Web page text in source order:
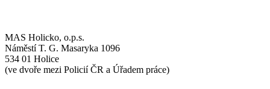
MAS Holicko, o.p.s.
Náměstí T. G. Masaryka 1096
534 01 Holice
(ve dvoře mezi Policií ČR a Úřadem práce)